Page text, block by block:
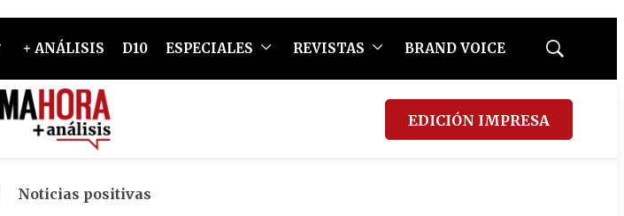
+ ANÁLISIS D10 ESPECIALES REVISTAS BRAND VOICE
Mostrar
EDICIÓN IMPRESA
Noticias positivas